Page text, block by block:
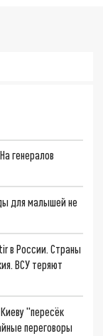
генералов
для малышей не
в России. Страны
ВСУ теряют
"пересёк
переговоры